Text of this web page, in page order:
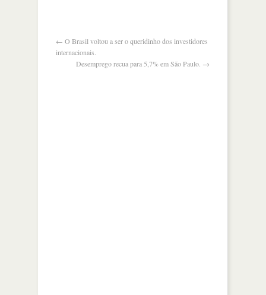
← O Brasil voltou a ser o queridinho dos investidores
internacionais.
Desemprego recua para 5,7% em São Paulo. →